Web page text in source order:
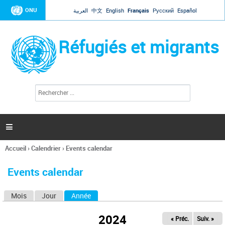
Jump to navigation
ONU العربية 中文 English Français Русский Español
Réfugiés et migrants
l
c
h
e

Vous
ici
Accueil›Calendrier› Events calendar
Events calendar
Mois Jour Année
2024 « Préc. Suiv. »